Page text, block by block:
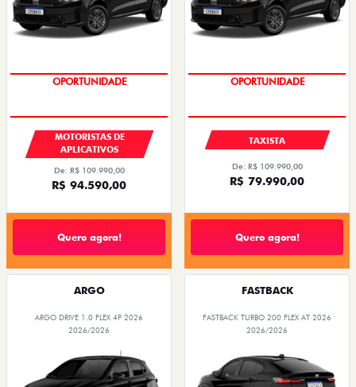
OPORTUNIDADE
MOTORISTAS DE
APLICATIVOS
De: R$ 109.990,00
R$ 94.590,00
Quero agora!
OPORTUNIDADE
TAXISTA
De: R$ 109.990,00
R$ 79.990,00
Quero agora!
ARGO
ARGO DRIVE 1.0 FLEX 4P 2026
2026/2026
FASTBACK
FASTBACK TURBO 200 FLEX AT 2026
2026/2026